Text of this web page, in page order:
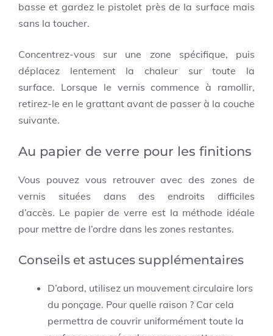
basse et gardez le pistolet près de la surface mais
sans la toucher.
Concentrez-vous sur une zone spécifique, puis
déplacez lentement la chaleur sur toute la
surface. Lorsque le vernis commence à ramollir,
retirez-le en le grattant avant de passer à la couche
suivante.
Au papier de verre pour les finitions
Vous pouvez vous retrouver avec des zones de
vernis situées dans des endroits difficiles
d’accès. Le papier de verre est la méthode idéale
pour mettre de l’ordre dans les zones restantes.
Conseils et astuces supplémentaires
D’abord, utilisez un mouvement circulaire lors
du ponçage. Pour quelle raison ? Car cela
permettra de couvrir uniformément toute la